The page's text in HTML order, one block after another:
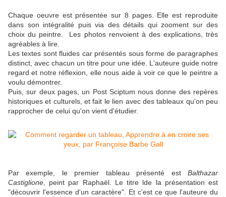
Chaque oeuvre est présentée sur 8 pages. Elle est reproduite
dans son intégralité puis via des détails qui zooment sur des
choix du peintre. Les photos renvoient à des explications, très
agréables à lire.
Les textes sont fluides car présentés sous forme de paragraphes
distinct, avec chacun un titre pour une idée. L'auteure guide notre
regard et notre réflexion, elle nous aide à voir ce que le peintre a
voulu démontrer.
Puis, sur deux pages, un Post Sciptum nous donne des repères
historiques et culturels, et fait le lien avec des tableaux qu'on peu
rapprocher de celui qu'on vient d'étudier.
Par exemple, le premier tableau présenté est Balthazar
Castiglione , peint par Raphaël. Le titre lde la présentation est
"découvrir l'essence d'un caractère". Et c'est ce que l'auteure du